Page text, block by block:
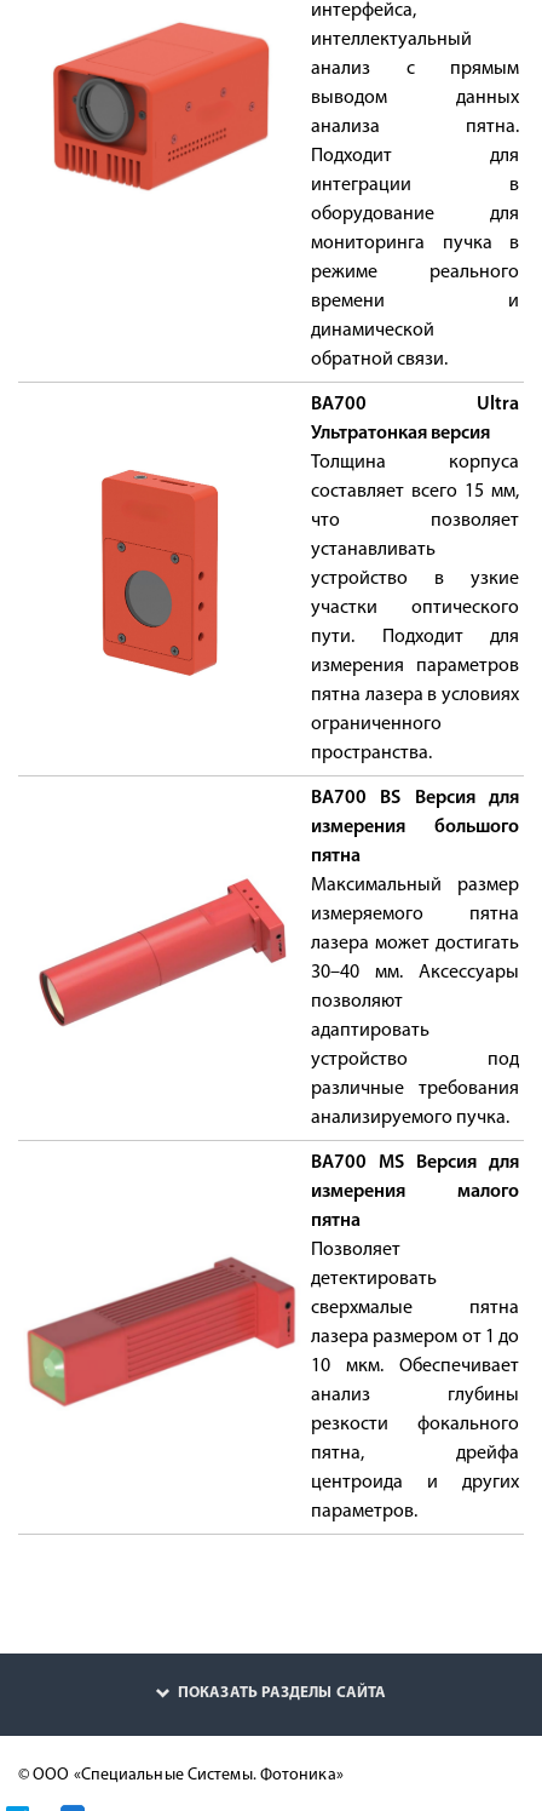
интерфейса,
интеллектуальный
анализ с прямым
выводом данных
анализа пятна.
Подходит для
интеграции в
оборудование для
мониторинга пучка в
режиме реального
времени и
динамической
обратной связи.
BA700 Ultra
Ультратонкая версия
Толщина корпуса
составляет всего 15 мм,
что позволяет
устанавливать
устройство в узкие
участки оптического
пути. Подходит для
измерения параметров
пятна лазера в условиях
ограниченного
пространства.
BA700 BS Версия для
измерения большого
пятна
Максимальный размер
измеряемого пятна
лазера может достигать
30–40 мм. Аксессуары
позволяют
адаптировать
устройство под
различные требования
анализируемого пучка.
BA700 MS Версия для
измерения малого
пятна
Позволяет
детектировать
сверхмалые пятна
лазера размером от 1 до
10 мкм. Обеспечивает
анализ глубины
резкости фокального
пятна, дрейфа
центроида и других
параметров.
ПОКАЗАТЬ РАЗДЕЛЫ САЙТА
© ООО «Специальные Системы. Фотоника»